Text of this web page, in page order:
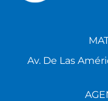
Av. De Las